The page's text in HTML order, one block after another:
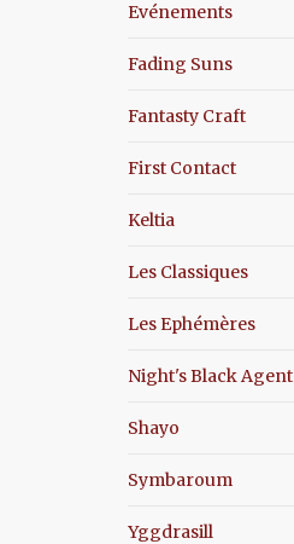
Evénements
Fading Suns
Fantasty Craft
First Contact
Keltia
Les Classiques
Les Ephémères
Night's Black Agent
Shayo
Symbaroum
Yggdrasill